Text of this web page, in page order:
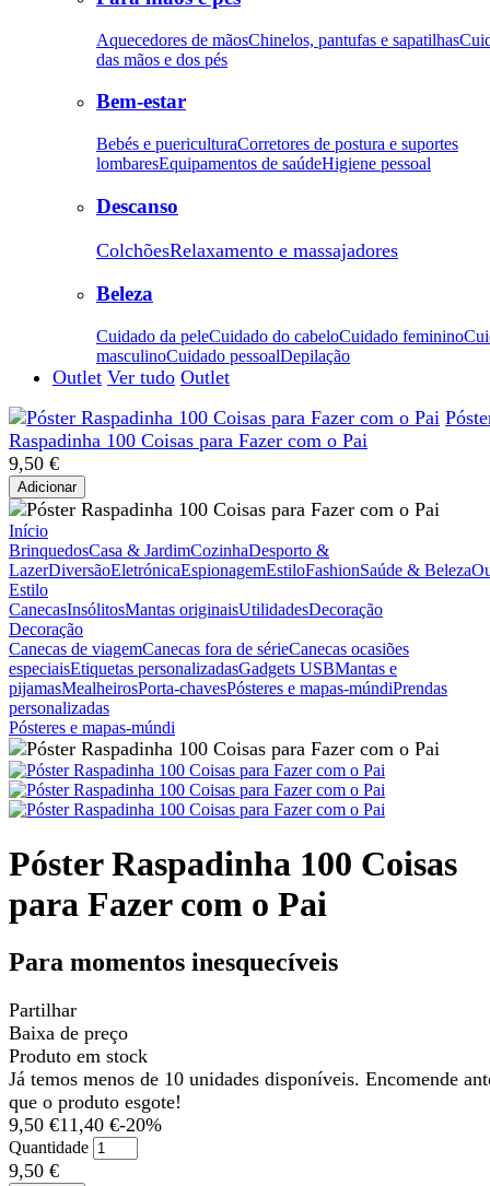
Aquecedores de mãosChinelos, pantufas e sapatilhas
das mãos e dos pés
Bem-estar
Bebés e puericulturaCorretores de postura e suportes
lombaresEquipamentos de saúdeHigiene pessoal
Descanso
ColchõesRelaxamento e massajadores
Beleza
Cuidado da peleCuidado do cabeloCuidado feminino
masculinoCuidado pessoalDepilação
Outlet Ver tudo Outlet
Raspadinha 100 Coisas para Fazer com o Pai
9,50 €
Adicionar
Início
BrinquedosCasa & JardimCozinhaDesporto &
LazerDiversãoEletrónicaEspionagemEstiloFashionSaúde & Beleza
Estilo
CanecasInsólitosMantas originaisUtilidadesDecoração
Decoração
Canecas de viagemCanecas fora de sérieCanecas ocasiões
especiaisEtiquetas personalizadasGadgets USBMantas e
pijamasMealheirosPorta-chavesPósteres e mapas-múndiPrendas
personalizadas
Pósteres e mapas-múndi
Póster Raspadinha 100 Coisas
para Fazer com o Pai
Para momentos inesquecíveis
Partilhar
Baixa de preço
Produto em stock
Já temos menos de 10 unidades disponíveis. Encomende
que o produto esgote!
9,50 €11,40 €-20%
Quantidade
9,50 €